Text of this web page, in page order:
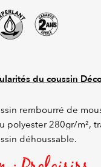
du coussin
rembourré de
polyester 280gr/m²,
déhoussable.